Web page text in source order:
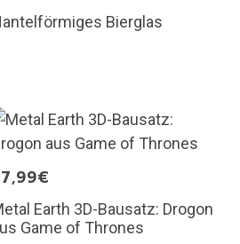
Bierglas
Earth 3D-Bausatz: Drogon
Game of Thrones